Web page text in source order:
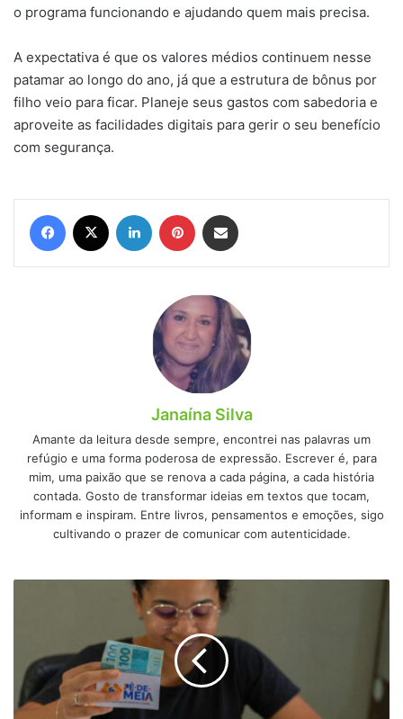
o programa funcionando e ajudando quem mais precisa.
A expectativa é que os valores médios continuem nesse
patamar ao longo do ano, já que a estrutura de bônus por
filho veio para ficar. Planeje seus gastos com sabedoria e
aproveite as facilidades digitais para gerir o seu benefício
com segurança.
Facebook Linkedin Pinterest
Janaína Silva
Amante da leitura desde sempre, encontrei nas palavras um
refúgio e uma forma poderosa de expressão. Escrever é, para
mim, uma paixão que se renova a cada página, a cada história
contada. Gosto de transformar ideias em textos que tocam,
informam e inspiram. Entre livros, pensamentos e emoções, sigo
cultivando o prazer de comunicar com autenticidade.
de-
meia
licenciaturas